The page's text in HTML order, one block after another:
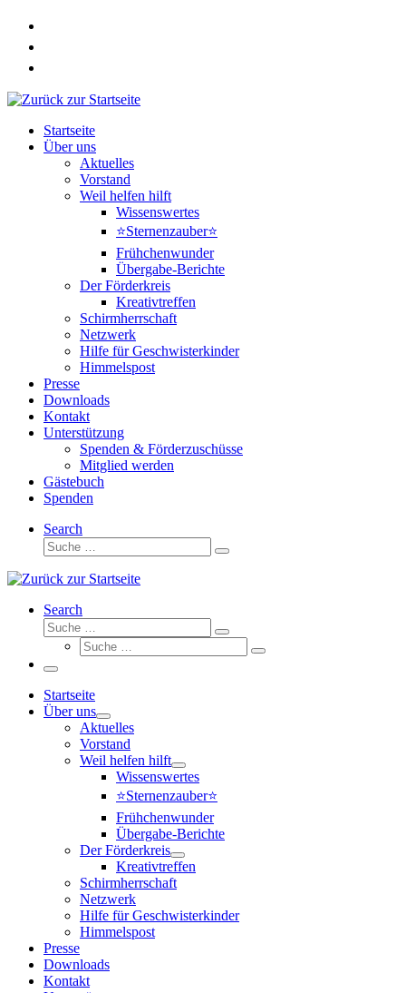
Zum
springen
Startseite
Über uns
Aktuelles
Vorstand
Weil helfen hilft
Wissenswertes
⭐Sternenzauber⭐
Frühchenwunder
Übergabe-Berichte
Der Förderkreis
Kreativtreffen
Schirmherrschaft
Netzwerk
Hilfe für Geschwisterkinder
Himmelspost
Presse
Downloads
Kontakt
Unterstützung
Spenden & Förderzuschüsse
Mitglied werden
Gästebuch
Spenden
Search
Suche
Suche
Search
Suche
Suche
Suche
Suche
Menü
Startseite
Über uns
Aktuelles
Vorstand
Weil helfen hilft
Wissenswertes
⭐Sternenzauber⭐
Frühchenwunder
Übergabe-Berichte
Der Förderkreis
Kreativtreffen
Schirmherrschaft
Netzwerk
Hilfe für Geschwisterkinder
Himmelspost
Presse
Downloads
Kontakt